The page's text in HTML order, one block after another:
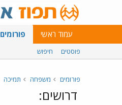
עמוד ראשי פורומים
פוסטים חיפוש
פורומים משפחה תמיכה
דרושים: